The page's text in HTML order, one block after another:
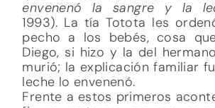
envenenó la sangre y la
1993). La tía Totota les
pecho a los bebés, cosa
Diego, si hizo y la del
murió; la explicación familiar
leche lo envenenó.
Frente a estos primeros